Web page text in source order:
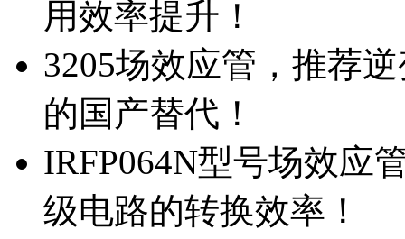
用效率提升！
3205场效应管，推荐
的国产替代！
IRFP064N型号场效应
级电路的转换效率！